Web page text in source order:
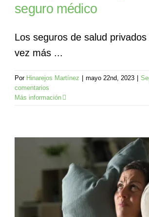
seguro médico
Los seguros de salud
vez más ...
Por Hinarejos Martínez mayo 22nd, 2023
comentarios
Más información